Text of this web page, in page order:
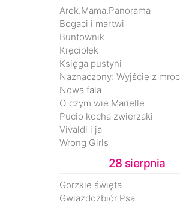
Arek.Mama.Panorama
Bogaci i martwi
Buntownik
Kręciołek
Księga pustyni
Nowa fala
O czym wie Marielle
Pucio kocha zwierzaki
Vivaldi i ja
Wrong Girls
28 sierpnia
Gorzkie święta
Gwiazdozbiór Psa